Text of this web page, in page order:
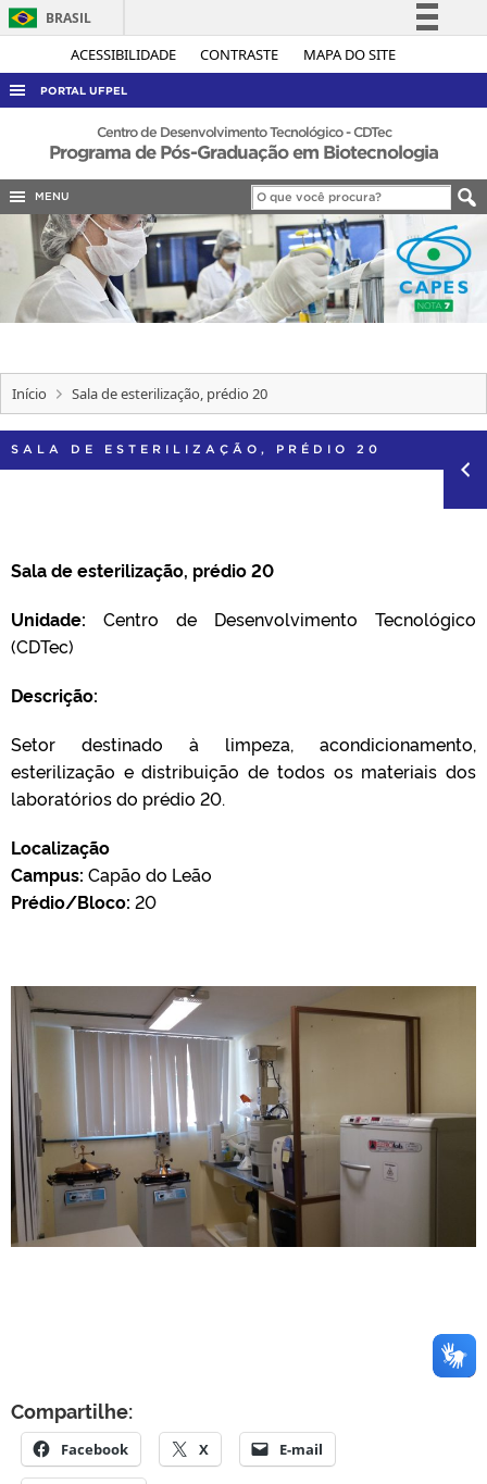
ACESSIBILIDADE CONTRASTE MAPA DO SITE
BRASIL
Simplifique!
Acesso à informação
Legislação
Canais
PORTAL UFPEL
ACESSO À INFORMAÇÃO
AUDITORIA
COBALTO
CONCURSOS
EDITAIS
INTERNACIONAL
PORTARIAS
Centro de Desenvolvimento Tecnológico - CDTec
Programa de Pós-Graduação em Biotecnologia
MENU
Início Sala de esterilização, prédio 20
SALA DE ESTERILIZAÇÃO, PRÉDIO 20
Sala de esterilização, prédio 20
Unidade: Centro de Desenvolvimento Tecnológico
(CDTec)
Descrição:
Setor destinado à limpeza, acondicionamento,
esterilização e distribuição de todos os materiais dos
laboratórios do prédio 20.
Localização
Campus: Capão do Leão
Prédio/Bloco: 20
Compartilhe:
Facebook X E-mail